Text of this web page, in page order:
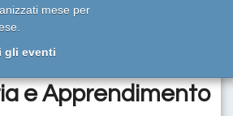
mese per
gli eventi
e Apprendimento